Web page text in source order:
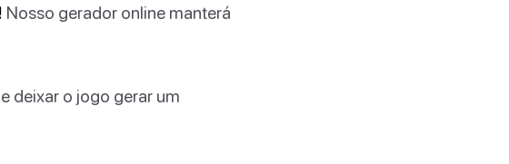
Nosso gerador online manterá
deixar o jogo gerar um